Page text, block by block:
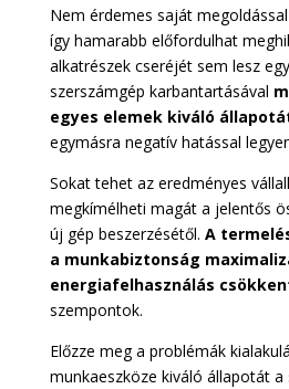
Nem érdemes saját
így hamarabb előfordulhat
alkatrészek cseréjét sem lesz
szerszámgép karbantartásával
egyes elemek kiváló
egymásra negatív hatással
Sokat tehet az eredményes
megkímélheti magát a jelentős
új gép beszerzésétől. A
a munkabiztonság
energiafelhasználás
szempontok.
Előzze meg a problémák
munkaeszköze kiváló állapotát a